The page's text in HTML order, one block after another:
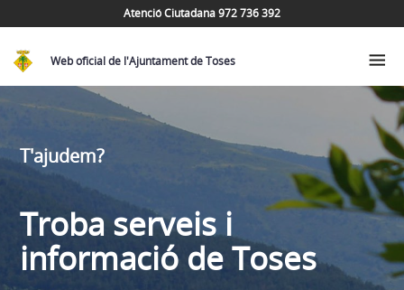
Atenció Ciutadana 972 736 392
Web oficial de l'Ajuntament de Toses
T'ajudem?
Troba serveis i
informació de Toses